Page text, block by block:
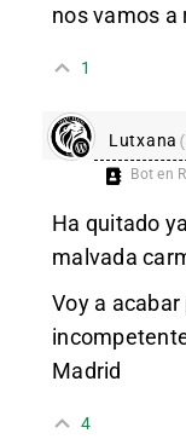
nos vamos a
1
Lutxana
Bot en
Ha quitado
malvada
Voy a
Madrid
4